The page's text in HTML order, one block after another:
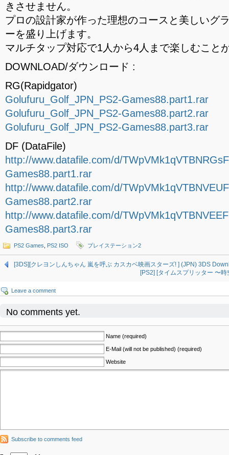
きさせません。
プロの設計家が作った理想のコースと美しいグ
ーを盛り上げます。
マルチタップ対応で1人から4人まで楽しむこと
DOWNLOAD/ダウンロード :
RG(Rapidgator)
Golufuru_Golf_JPN_PS2-Games88.part1.rar
Golufuru_Golf_JPN_PS2-Games88.part2.rar
Golufuru_Golf_JPN_PS2-Games88.part3.rar
DF (DataFile)
http://www.datafile.com/d/
Games88.part1.rar
http://www.datafile.com/d/
Games88.part2.rar
http://www.datafile.com/d/
Games88.part3.rar
PS2 Games PS2 ISO プレイステーション2
[3DS][クレヨンしんちゃん 嵐を呼ぶ カスカベ映画スターズ! ] (JPN) 3DS
[PS2] [タイムスプリッター 〜
Leave a comment
No comments yet.
Name (required)
E-Mail (will not be published) (required)
Website
Subscribe to comments feed